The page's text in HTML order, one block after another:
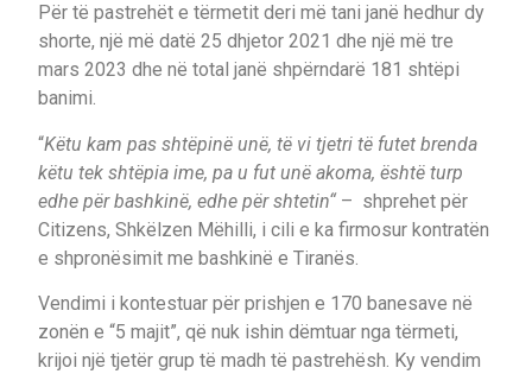
Për të pastrehët e tërmetit deri më tani janë hedhur dy
shorte, një më datë 25 dhjetor 2021 dhe një më tre
mars 2023 dhe në total janë shpërndarë 181 shtëpi
banimi.
“Këtu kam pas shtëpinë unë, të vi tjetri të futet brenda
këtu tek shtëpia ime, pa u fut unë akoma, është turp
edhe për bashkinë, edhe për shtetin“– shprehet për
Citizens, Shkëlzen Mëhilli, i cili e ka firmosur kontratën
e shpronësimit me bashkinë e Tiranës.
Vendimi i kontestuar për prishjen e 170 banesave në
zonën e “5 majit”, që nuk ishin dëmtuar nga tërmeti,
krijoi një tjetër grup të madh të pastrehësh. Ky vendim